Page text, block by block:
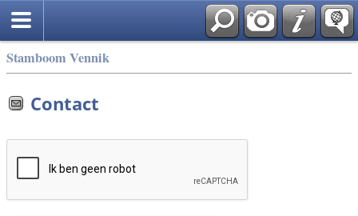
Stamboom Vennik
Contact